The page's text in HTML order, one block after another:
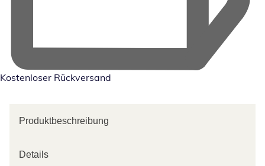
Kostenloser Rückversand
Produktbeschreibung
Details